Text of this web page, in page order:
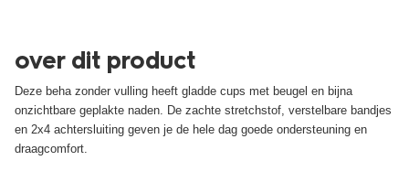
over dit product
Deze beha zonder vulling heeft gladde cups met beugel en bijna
onzichtbare geplakte naden. De zachte stretchstof, verstelbare bandjes
en 2x4 achtersluiting geven je de hele dag goede ondersteuning en
draagcomfort.